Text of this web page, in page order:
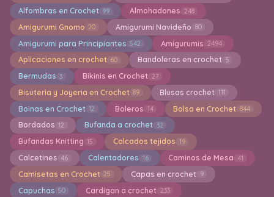
Alfombras en Crochet 99 Almohadones 248
Amigurumi Gnomo 20 Amigurumi Navideño 80
Amigurumi para Principiantes 542 Amigurumis 2494
Aplicaciones en crochet 60 Bandoleras en crochet 5
Bermudas 3 Bikinis en Crochet 27
Bisuteria y Joyeria en Crochet 89 Blusas crochet 111
Boinas en Crochet 12 Boleros 14 Bolsa en Crochet 844
Bordados 12 Bufanda a crochet 32
Bufandas Knitting 15 Calcados tejidos 19
Calcetines 46 Calentadores 16 Caminos de Mesa 41
Camisetas en Crochet 25 Capas en crochet 9
Capuchas 50 Cardigan a crochet 233